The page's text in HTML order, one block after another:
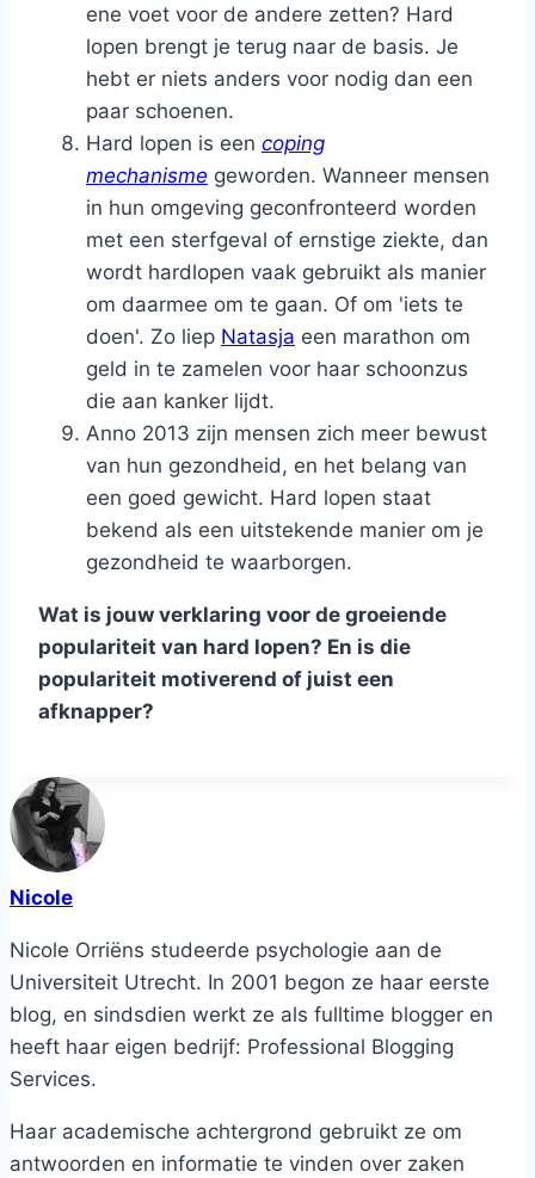
ene voet voor de andere zetten? Hard
lopen brengt je terug naar de basis. Je
hebt er niets anders voor nodig dan een
paar schoenen.
Hard lopen is een coping
mechanisme geworden. Wanneer mensen
in hun omgeving geconfronteerd worden
met een sterfgeval of ernstige ziekte, dan
wordt hardlopen vaak gebruikt als manier
om daarmee om te gaan. Of om 'iets te
doen'. Zo liep Natasja een marathon om
geld in te zamelen voor haar schoonzus
die aan kanker lijdt.
Anno 2013 zijn mensen zich meer bewust
van hun gezondheid, en het belang van
een goed gewicht. Hard lopen staat
bekend als een uitstekende manier om je
gezondheid te waarborgen.
Wat is jouw verklaring voor de groeiende
populariteit van hard lopen? En is die
populariteit motiverend of juist een
afknapper?
Nicole
Nicole Orriëns studeerde psychologie aan de
Universiteit Utrecht. In 2001 begon ze haar eerste
blog, en sindsdien werkt ze als fulltime blogger en
heeft haar eigen bedrijf: Professional Blogging
Services.
Haar academische achtergrond gebruikt ze om
antwoorden en informatie te vinden over zaken